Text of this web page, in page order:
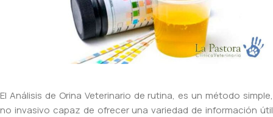
El Análisis de Orina Veterinario de rutina, es un método simple,
no invasivo capaz de ofrecer una variedad de información útil